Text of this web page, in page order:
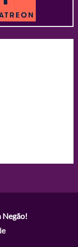
Negão!